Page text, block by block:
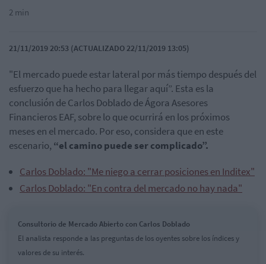
2 min
21/11/2019 20:53 (ACTUALIZADO 22/11/2019 13:05)
"El mercado puede estar lateral por más tiempo después del
esfuerzo que ha hecho para llegar aquí”. Esta es la
conclusión de Carlos Doblado de Ágora Asesores
Financieros EAF, sobre lo que ocurrirá en los próximos
meses en el mercado. Por eso, considera que en este
escenario, “el camino puede ser complicado”.
Carlos Doblado: "Me niego a cerrar posiciones en Inditex"
Carlos Doblado: "En contra del mercado no hay nada"
Consultorio de Mercado Abierto con Carlos Doblado
El analista responde a las preguntas de los oyentes sobre los índices y
valores de su interés.